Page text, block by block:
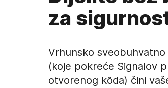
za
Vrhunsko sveobuhvatno
(koje pokreće Signalov
otvorenog kȏda) čini